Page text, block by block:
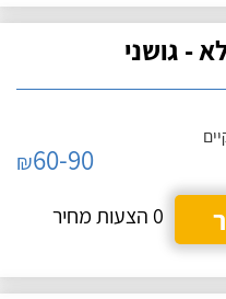
- גושני
₪60-90
0 הצעות מחיר